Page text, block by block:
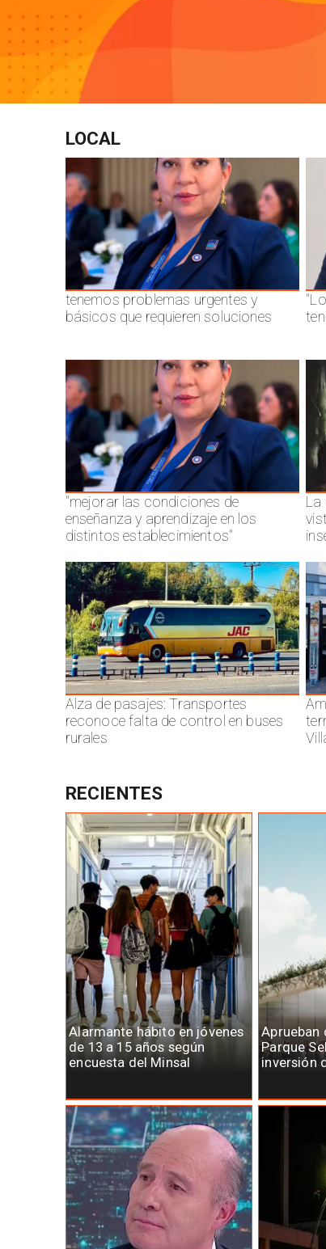
LOCAL
tenemos problemas urgentes y
básicos que requieren soluciones
"mejorar las condiciones de
enseñanza y aprendizaje en los
distintos establecimientos"
La
Alza de pasajes: Transportes
reconoce falta de control en buses
rurales
Alarmante hábito en jóvenes
de 13 a 15 años según
encuesta del Minsal
Aprueban
Parque
inversión
RECIENTES